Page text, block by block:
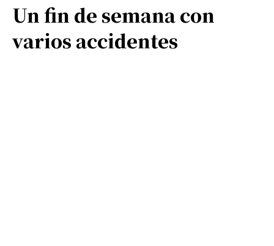
Un fin de semana con
varios accidentes